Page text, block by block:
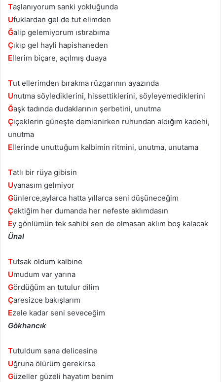
Taşlanıyorum sanki yokluğunda
Ufuklardan gel de tut elimden
Ğalip gelemiyorum ıstırabıma
Çıkıp gel hayli hapishaneden
Ellerim biçare, açılmış duaya
Tut ellerimden bırakma rüzgarının ayazında
Unutma söylediklerini, hissettiklerini, söyleyemediklerini
Ğaşk tadında dudaklarının şerbetini, unutma
Çiçeklerin güneşte demlenirken ruhundan aldığım kadehi,
unutma
Ellerinde unuttuğum kalbimin ritmini, unutma, unutama
Tatlı bir rüya gibisin
Uyanasım gelmiyor
Günlerce,aylarca hatta yıllarca seni düşüneceğim
Çektiğim her dumanda her nefeste aklımdasın
Ey gönlümün tek sahibi sen de olmasan aklım boş kalacak
Ünal
Tutsak oldum kalbine
Umudum var yarına
Gördüğüm an tutulur dilim
Çaresizce bakışlarım
Ezele kadar seni seveceğim
Gökhancık
Tutuldum sana delicesine
Uğruna ölürüm gerekirse
Güzeller güzeli hayatım benim